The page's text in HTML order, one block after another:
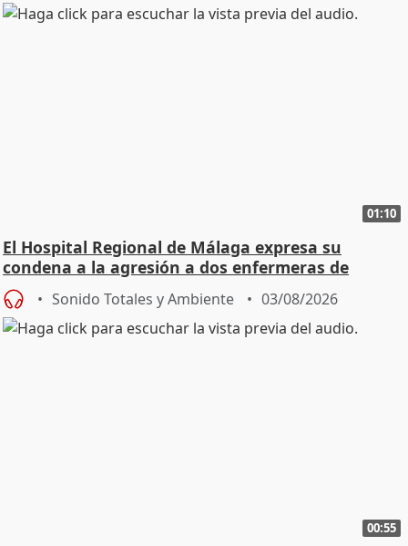
01:10
El Hospital Regional de Málaga expresa su
condena a la agresión a dos enfermeras de
Urgencias
Sonido Totales y Ambiente 03/08/2026
00:55